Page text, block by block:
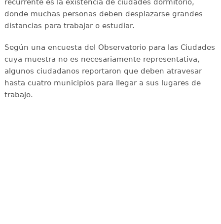
recurrente es la existencia de ciudades dormitorio,
donde muchas personas deben desplazarse grandes
distancias para trabajar o estudiar.
Según una encuesta del Observatorio para las Ciudades
cuya muestra no es necesariamente representativa,
algunos ciudadanos reportaron que deben atravesar
hasta cuatro municipios para llegar a sus lugares de
trabajo.